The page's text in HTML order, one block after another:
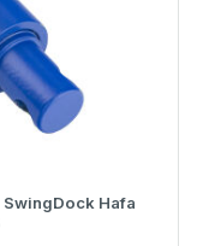
Hafa